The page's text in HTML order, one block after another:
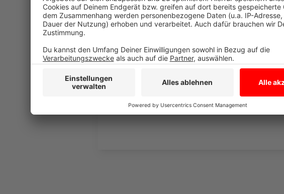
Ihren Aktivitäten
die Details durch
Nutzung des
powered by
Fünf für Samu Haber
Anzeige